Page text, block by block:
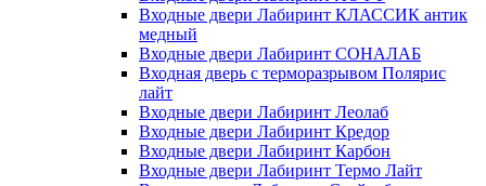
Входные двери Лабиринт КЛАССИК антик
медный
Входные двери Лабиринт СОНАЛАБ
Входная дверь с терморазрывом Полярис
лайт
Входные двери Лабиринт Леолаб
Входные двери Лабиринт Кредор
Входные двери Лабиринт Карбон
Входные двери Лабиринт Термо Лайт